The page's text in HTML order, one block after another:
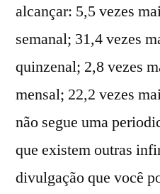
alcançar: 5,5 vezes
semanal; 31,4 vezes
quinzenal; 2,8 vezes
mensal; 22,2 vezes
não segue uma
que existem outras
divulgação que você